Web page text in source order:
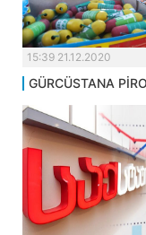
15:39 21.12.2020
GÜRCÜSTANA